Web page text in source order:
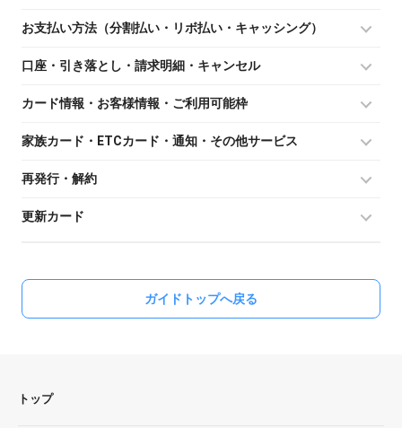
お支払い方法（分割払い・リボ払い・キャッシング）
口座・引き落とし・請求明細・キャンセル
カード情報・お客様情報・ご利用可能枠
家族カード・ETCカード・通知・その他サービス
再発行・解約
更新カード
ガイドトップへ戻る
トップ